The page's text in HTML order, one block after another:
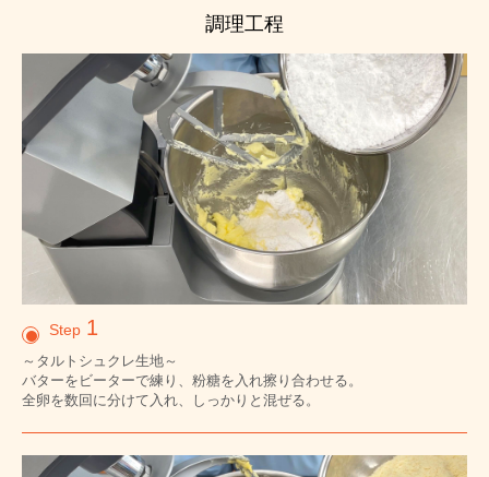
調理工程
Step 1
～タルトシュクレ生地～
バターをビーターで練り、粉糖を入れ擦り合わせる。
全卵を数回に分けて入れ、しっかりと混ぜる。